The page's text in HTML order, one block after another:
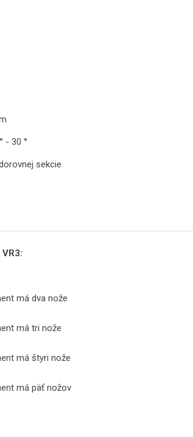
- 30 °
sekcie
má dva nože
má tri nože
má štyri nože
má päť nožov